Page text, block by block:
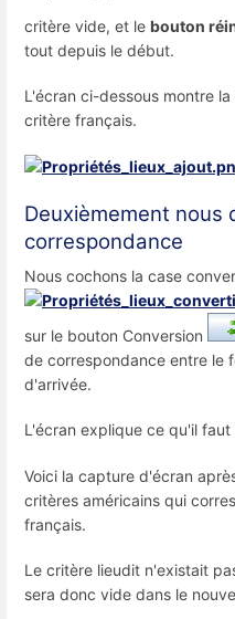
critère vide, et le bouton
tout depuis le début.
L'écran ci-dessous montre
critère français.
Deuxièmement nous
correspondance
Nous cochons la case
sur le bouton Conversion
de correspondance entre le
d'arrivée.
L'écran explique ce qu'il faut
Voici la capture d'écran
critères américains qui
français.
Le critère lieudit n'existait
sera donc vide dans le